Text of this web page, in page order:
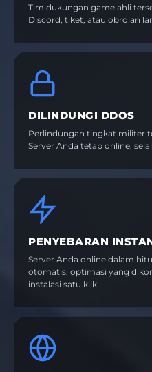
Tim dukungan game ahli
Discord, tiket, atau obrolan
DILINDUNGI DDOS
Perlindungan tingkat militer
Server Anda tetap online,
PENYEBARAN
Server Anda online dalam
otomatis, optimasi yang
instalasi satu klik.